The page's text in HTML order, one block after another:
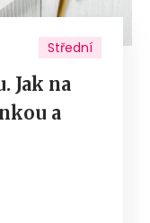
Střední
Jak na
a